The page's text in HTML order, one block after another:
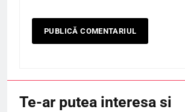
Te-ar putea interesa si